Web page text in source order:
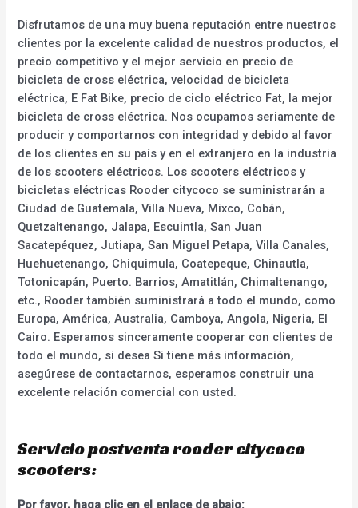
Disfrutamos de una muy buena reputación entre nuestros
clientes por la excelente calidad de nuestros productos, el
precio competitivo y el mejor servicio en precio de
bicicleta de cross eléctrica, velocidad de bicicleta
eléctrica, E Fat Bike, precio de ciclo eléctrico Fat, la mejor
bicicleta de cross eléctrica. Nos ocupamos seriamente de
producir y comportarnos con integridad y debido al favor
de los clientes en su país y en el extranjero en la industria
de los scooters eléctricos. Los scooters eléctricos y
bicicletas eléctricas Rooder citycoco se suministrarán a
Ciudad de Guatemala, Villa Nueva, Mixco, Cobán,
Quetzaltenango, Jalapa, Escuintla, San Juan
Sacatepéquez, Jutiapa, San Miguel Petapa, Villa Canales,
Huehuetenango, Chiquimula, Coatepeque, Chinautla,
Totonicapán, Puerto. Barrios, Amatitlán, Chimaltenango,
etc., Rooder también suministrará a todo el mundo, como
Europa, América, Australia, Camboya, Angola, Nigeria, El
Cairo. Esperamos sinceramente cooperar con clientes de
todo el mundo, si desea Si tiene más información,
asegúrese de contactarnos, esperamos construir una
excelente relación comercial con usted.
Servicio postventa rooder citycoco
scooters:
Por favor, haga clic en el enlace de abajo: